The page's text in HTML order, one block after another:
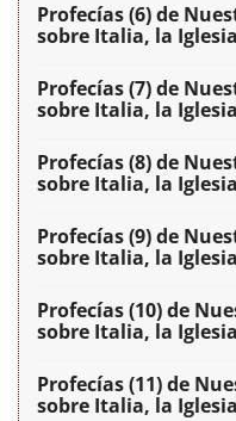
Profecías (6) de
sobre Italia, la
Profecías (7) de
sobre Italia, la
Profecías (8) de
sobre Italia, la
Profecías (9) de
sobre Italia, la
Profecías (10) de
sobre Italia, la
Profecías (11) de
sobre Italia, la